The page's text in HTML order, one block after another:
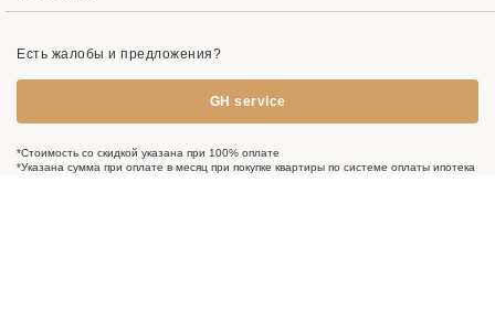
Есть жалобы и предложения?
GH service
*Стоимость со скидкой указана при 100% оплате
*Указана сумма при оплате в месяц при покупке квартиры по системе оплаты ипотека